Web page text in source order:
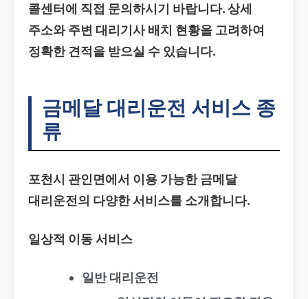
콜센터에 직접 문의하시기 바랍니다. 상세
주소와 주변 대리기사 배치 현황을 고려하여
정확한 견적을 받으실 수 있습니다.
금메달 대리운전 서비스 종
류
포천시 관인면에서 이용 가능한 금메달
대리운전의 다양한 서비스를 소개합니다.
일상적 이동 서비스
일반 대리운전